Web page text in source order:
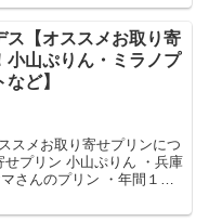
ス【オススメお取り寄
小山ぷりん・ミラノプ
ど】
スメお取り寄せプリンにつ
プリン 小山ぷりん ・兵庫
さんのプリン ・年間１５